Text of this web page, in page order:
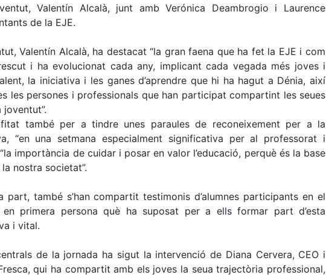
Valentín Alcalà, junt amb Verónica Deambrogio i Laurence
de la EJE.
Valentín Alcalà, ha destacat “la gran faena que ha fet la EJE i com
i ha evolucionat cada any, implicant cada vegada més joves i
la iniciativa i les ganes d’aprendre que hi ha hagut a Dénia, així
les persones i professionals que han participat compartint les seues
també per a tindre unes paraules de reconeixement per a la
“en una setmana especialment significativa per al professorat i
importància de cuidar i posar en valor l’educació, perquè és la base
nostra societat”.
part, també s’han compartit testimonis d’alumnes participants en el
en primera persona què ha suposat per a ells formar part d’esta
i vital.
de la jornada ha sigut la intervenció de Diana Cervera, CEO i
qui ha compartit amb els joves la seua trajectòria professional,